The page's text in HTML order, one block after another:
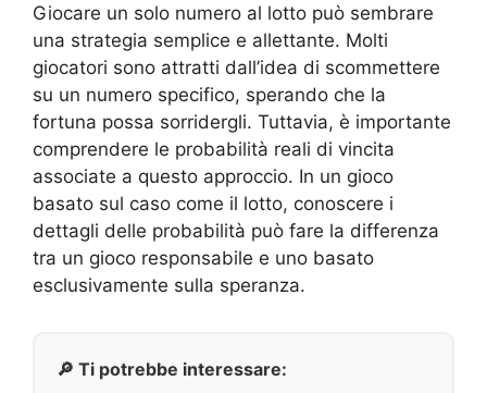
Giocare un solo numero al lotto può sembrare
una strategia semplice e allettante. Molti
giocatori sono attratti dall’idea di scommettere
su un numero specifico, sperando che la
fortuna possa sorridergli. Tuttavia, è importante
comprendere le probabilità reali di vincita
associate a questo approccio. In un gioco
basato sul caso come il lotto, conoscere i
dettagli delle probabilità può fare la differenza
tra un gioco responsabile e uno basato
esclusivamente sulla speranza.
🔎 Ti potrebbe interessare: